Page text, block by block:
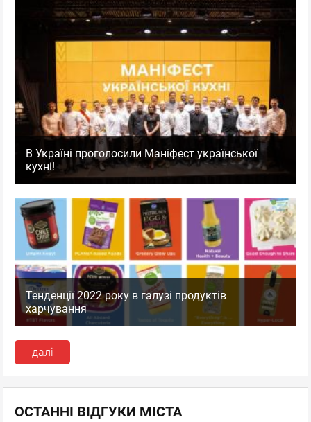
В Україні проголосили Маніфест української
кухні!
Тенденції 2022 року в галузі продуктів
харчування
далі
ОСТАННІ ВІДГУКИ МІСТА